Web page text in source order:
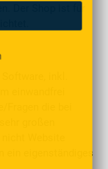
Der Shop ist für
inkl.
einwandfrei
die bei
großen
Website
ein eigenständiges